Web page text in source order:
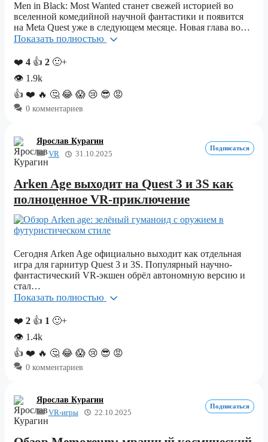
Men in Black: Most Wanted станет свежей историей во
вселенной комедийной научной фантастики и появится
на Meta Quest уже в следующем месяце. Новая глава во…
Показать полностью
❤️ 4 👍 2 🙂+
👁 1.9k
👍 ❤️ 🔥 🤔 😂 😱 😢 😎 😡
0 комментариев
Ярослав Курагин
VR
31.10.2025
Подписаться
Arken Age выходит на Quest 3 и 3S как
полноценное VR-приключение
Сегодня Arken Age официально выходит как отдельная
игра для гарнитур Quest 3 и 3S. Популярный научно-
фантастический VR-экшен обрёл автономную версию и
стал…
Показать полностью
❤️ 2 👍 1 🙂+
👁 1.4k
👍 ❤️ 🔥 🤔 😂 😱 😢 😎 😡
0 комментариев
Ярослав Курагин
VR-игры
22.10.2025
Подписаться